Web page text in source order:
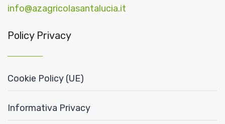
info@azagricolasantalucia.it
Policy Privacy
Cookie Policy (UE)
Informativa Privacy